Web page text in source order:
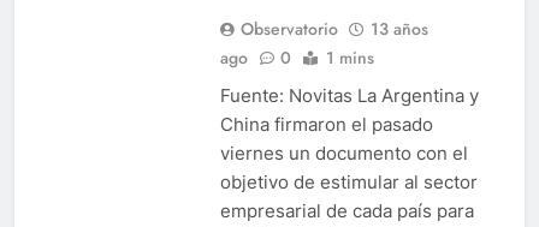
Observatorio
13 años
ago
0 1 mins
Fuente: Novitas La Argentina y
China firmaron el pasado
viernes un documento con el
objetivo de estimular al sector
empresarial de cada país para